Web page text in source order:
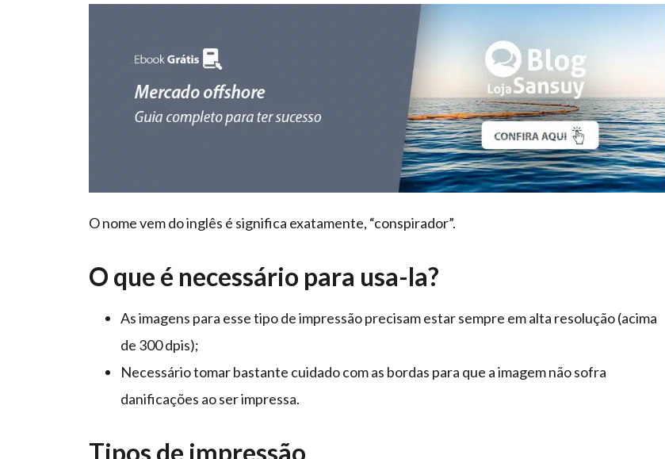
O nome vem do inglês é significa exatamente, “conspirador”.
O que é necessário para usa-la?
As imagens para esse tipo de impressão precisam estar sempre em alta resolução (acima
de 300 dpis);
Necessário tomar bastante cuidado com as bordas para que a imagem não sofra
danificações ao ser impressa.
Tipos de impressão